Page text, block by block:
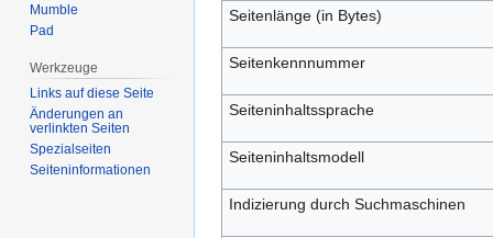
Seitenlänge (in Bytes)
Seitenkennnummer
Seiteninhaltssprache
Seiteninhaltsmodell
Indizierung durch Suchmaschinen
Mumble
Pad
Werkzeuge
Links auf diese Seite
Änderungen an
verlinkten Seiten
Spezialseiten
Seiten­­informationen